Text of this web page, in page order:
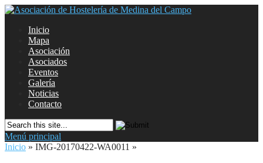
Inicio
Mapa
Asociación
Asociados
Eventos
Galería
Noticias
Contacto
Menú principal
Inicio » IMG-20170422-WA0011 »